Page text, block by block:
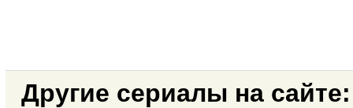
Другие сериалы на сайте: